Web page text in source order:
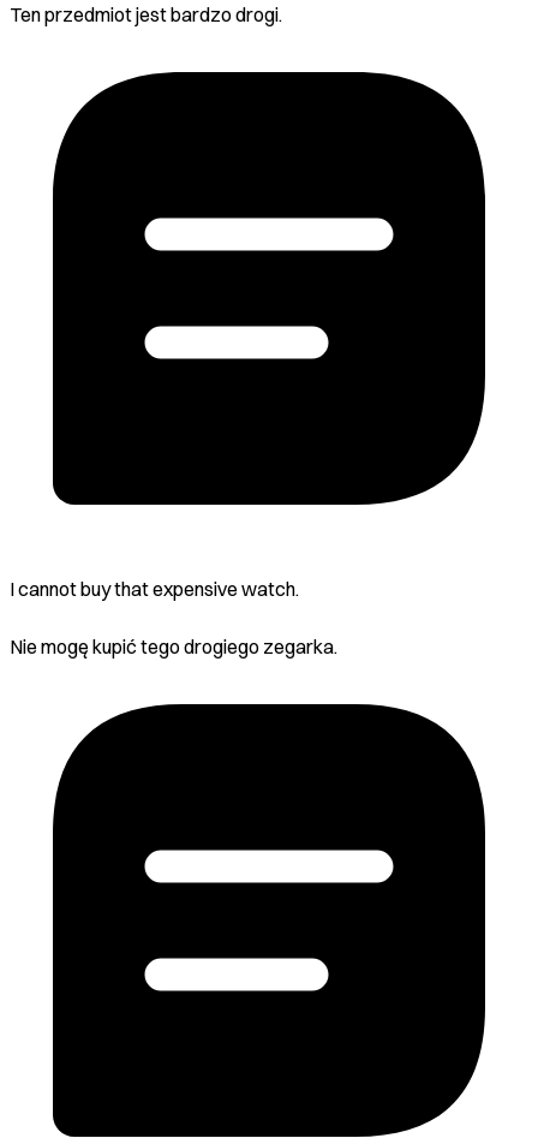
Ten przedmiot jest bardzo drogi.
I cannot buy that expensive watch.
Nie mogę kupić tego drogiego zegarka.